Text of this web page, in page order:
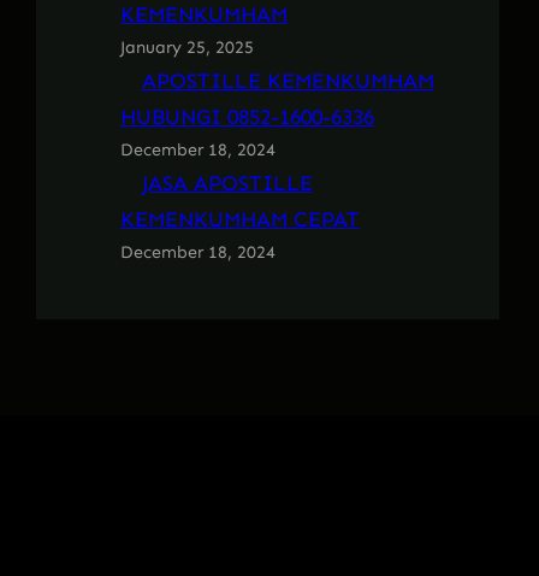
KEMENKUMHAM
January 25, 2025
APOSTILLE KEMENKUMHAM
HUBUNGI 0852-1600-6336
December 18, 2024
JASA APOSTILLE
KEMENKUMHAM CEPAT
December 18, 2024